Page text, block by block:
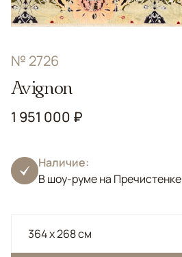
№ 2726
Avignon
1 951 000 ₽
Наличие:
В шоу-руме на Пречистенке
364 x 268 см